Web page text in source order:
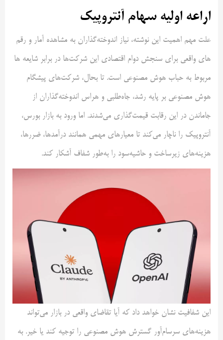
اراعه اولیه سهام آنتروپیک
علت مهم اهمیت این نوشته، نیاز اندوخته‌گذاران به مشاهده آمار و رقم
های واقعی برای سنجش دوام اقتصادی این شرکت‌ها در برابر شایعه ها
مربوط به حباب هوش مصنوعی است. تا بحال، شرکت‌های پیشگام
هوش مصنوعی بر پایه رشد، جاه‌طلبی و هراس اندوخته‌گذاران از
جاماندن در این رقابت قیمت‌گذاری می‌شدند. اما ورود به بازار بورس،
آنتروپیک را ناچار می‌کند تا معیارهای مهمی همانند درآمدها، ضررها،
هزینه‌های زیرساخت و حاشیه‌سود را به‌طور شفاف آشکار کند.
این شفافیت نشان خواهد داد که آیا تقاضای واقعی در بازار می‌تواند
هزینه‌های سرسام‌آور گسترش هوش مصنوعی را توجیه کند یا خیر. به